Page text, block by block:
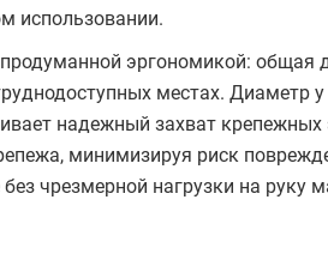
использовании.
продуманной эргономикой:
местах.
надежный захват
минимизируя риск
чрезмерной нагрузки на руку